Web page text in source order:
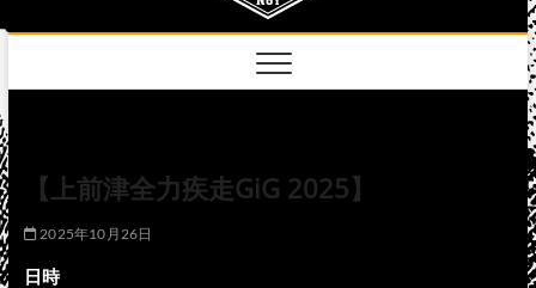
【上前津全力疾走GiG 2025】
2025年10月26日
日時